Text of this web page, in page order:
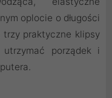
oplocie o długości
trzy praktyczne klipsy
porządek i